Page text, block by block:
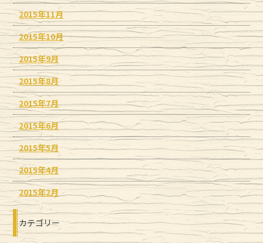
2015年11月
2015年10月
2015年9月
2015年8月
2015年7月
2015年6月
2015年5月
2015年4月
2015年2月
カテゴリー